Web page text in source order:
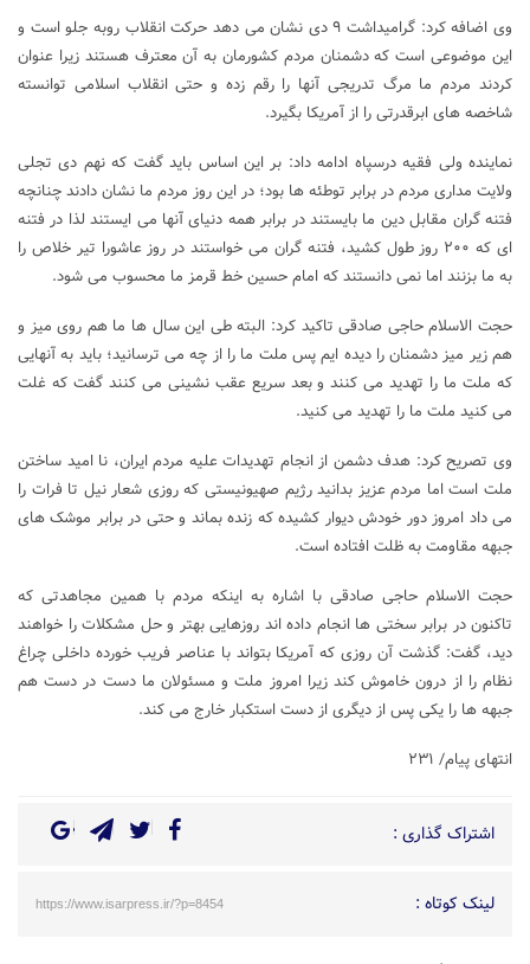
وی اضافه کرد: گرامیداشت ۹ دی نشان می دهد حرکت انقلاب روبه جلو است و
این موضوعی است که دشمنان مردم کشورمان به آن‌ معترف هستند زیرا عنوان
کردند مردم ما مرگ تدریجی آنها را رقم زده و حتی انقلاب اسلامی توانسته
شاخصه های ابرقدرتی را از آمریکا بگیرد.
نماینده ولی فقیه درسپاه ادامه داد: بر این اساس باید گفت که نهم دی تجلی
ولایت مداری مردم در برابر توطئه‌ ها بود؛ در این روز مردم ما نشان دادند چنانچه
فتنه گران مقابل دین ما بایستند در برابر همه دنیای آنها می ایستند لذا در فتنه
ای که ۲۰۰ روز طول کشید، فتنه گران می خواستند در روز عاشورا تیر خلاص را
به ما بزنند اما نمی دانستند که امام حسین خط قرمز ما محسوب می شود.
حجت الاسلام حاجی صادقی تاکید کرد: البته طی این سال ها ما هم روی میز و
هم زیر میز دشمنان را دیده ایم پس ملت ما را از چه می ترسانید؛ باید به آنهایی
که ملت ما را تهدید می کنند و بعد سریع عقب نشینی می کنند گفت که غلت
می کنید ملت ما را تهدید می کنید.
وی ‌تصریح کرد: هدف دشمن از انجام ‌تهدیدات علیه مردم ‌ایران‌، نا امید ساختن
ملت است اما مردم عزیز بدانید رژیم صهیونیستی که روزی شعار نیل تا فرات را
می داد امروز دور خودش دیوار کشیده که زنده بماند و حتی در برابر موشک های
جبهه مقاومت به ظلت افتاده است‌.
حجت الاسلام حاجی صادقی با اشاره به اینکه مردم با همین مجاهدتی که
تاکنون در برابر سختی ها انجام داده اند روزهایی بهتر و حل مشکلات را خواهند
دید، گفت: گذشت آن روزی که آمریکا بتواند با عناصر فریب خورده داخلی چراغ
نظام را از درون خاموش کند زیرا امروز ملت و مسئولان ما دست در دست هم
جبهه ها را یکی پس از دیگری از دست استکبار خارج می کند.
انتهای پیام/ ۲۳۱
اشتراک گذاری :
لینک کوتاه : https://www.isarpress.ir/?p=8454